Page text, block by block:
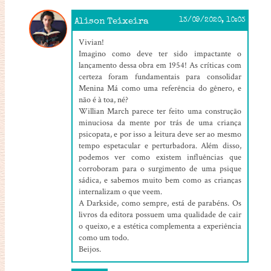
Alison Teixeira 13/09/2020, 10:03
Vivian!
Imagino como deve ter sido impactante o
lançamento dessa obra em 1954! As críticas com
certeza foram fundamentais para consolidar
Menina Má como uma referência do gênero, e
não é à toa, né?
Willian March parece ter feito uma construção
minuciosa da mente por trás de uma criança
psicopata, e por isso a leitura deve ser ao mesmo
tempo espetacular e perturbadora. Além disso,
podemos ver como existem influências que
corroboram para o surgimento de uma psique
sádica, e sabemos muito bem como as crianças
internalizam o que veem.
A Darkside, como sempre, está de parabéns. Os
livros da editora possuem uma qualidade de cair
o queixo, e a estética complementa a experiência
como um todo.
Beijos.